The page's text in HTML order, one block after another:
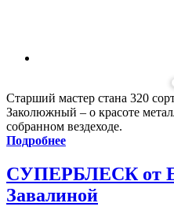
Старший мастер стана 320
Заколюжный – о красоте
собранном вездеходе.
Подробнее
СУПЕРБЛЕСК от
Завалиной